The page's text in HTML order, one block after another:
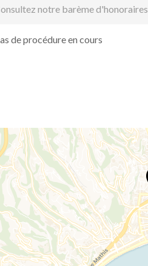
notre barème d'honoraires
de procédure en cours